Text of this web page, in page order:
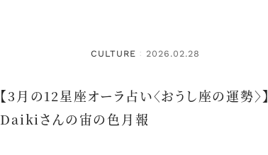
CULTURE
： 2026.02.28
【3月の12星座オーラ占い〈おうし座の運勢〉】
Daikiさんの宙の色月報